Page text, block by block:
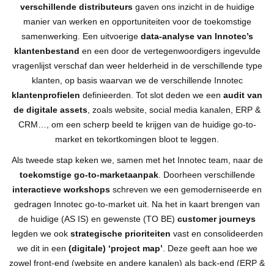
verschillende distributeursgaven ons inzicht in de huidige
manier van werken en opportuniteiten voor de toekomstige
samenwerking. Een uitvoerige data-analyse van Innotec’s
klantenbestand en een door de vertegenwoordigers ingevulde
vragenlijst verschaf dan weer helderheid in de verschillende type
klanten, op basis waarvan we de verschillende Innotec
klantenprofielen definieerden. Tot slot deden we een audit van
de digitale assets , zoals website, social media kanalen, ERP &
CRM…, om een scherp beeld te krijgen van de huidige go-to-
market en tekortkomingen bloot te leggen.
Als tweede stap keken we, samen met het Innotec team, naar de
toekomstige go-to-marketaanpak. Doorheen verschillende
interactieve workshops schreven we een gemoderniseerde en
gedragen Innotec go-to-market uit. Na het in kaart brengen van
de huidige (AS IS) en gewenste (TO BE) customer journeys
legden we ook strategische prioriteiten vast en consolideerden
we dit in een (digitale) ‘project map’ . Deze geeft aan hoe we
zowel front-end (website en andere kanalen) als back-end (ERP &